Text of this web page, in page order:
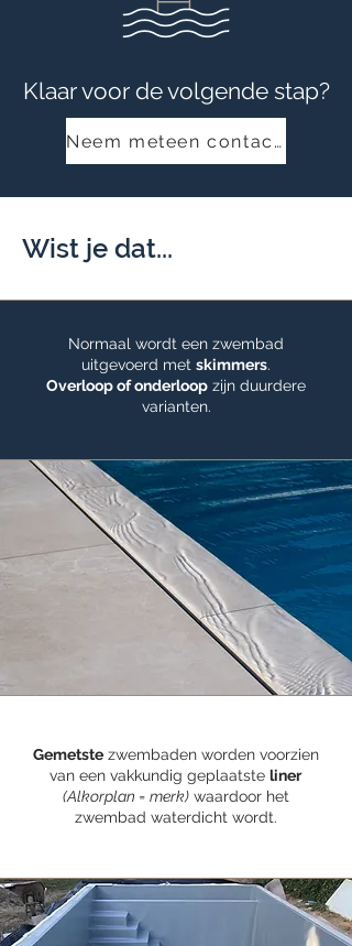
Klaar voor de volgende stap?
Neem meteen contact op
Wist je dat...
Normaal wordt een zwembad
uitgevoerd met skimmers.
Overloop of onderloop zijn duurdere
varianten.
Gemetstezwembaden worden voorzien
van een vakkundig geplaatste liner
(Alkorplan = merk)waardoor het
zwembad waterdicht wordt.